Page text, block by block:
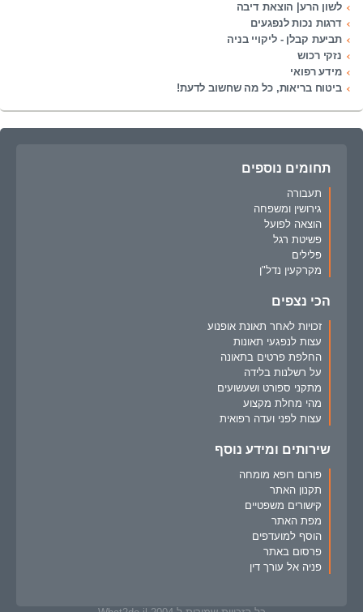
לשון הרע| הוצאת דיבה
דרגות נכות לנפגעים
תביעת קבלן - ליקויי בניה
נזקי רכוש
מידע רפואי
ביטוח בריאות, כל מה שחשוב לדעת!
תחומים נוספים
תעבורה
גירושין ומשפחה
הוצאה לפועל
פשיטת רגל
פלילים
מקרקעין נדל"ן
הכי נצפים
זכויות לאחר תאונת אופנוע
עצות לנפגעי תאונות
החלפת פרטים בתאונה
על רשלנות בלידה
מתקני ספורט ושעשועים
מהי מחלת מקצוע
עצות לפני ועדה רפואית
שירותים ומידע נוסף
פורום רופא מומחה
תקנון האתר
קישורים משפטיים
מפת האתר
הוסף למועדפים
פרסום באתר
פניה אל עורך דין